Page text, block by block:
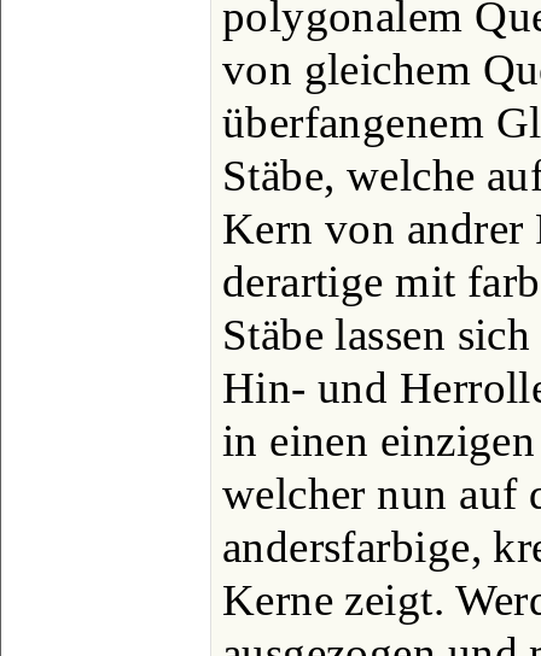
polygonalem
von gleichem
überfangenem
Stäbe, welche
Kern von andrer
derartige mit
Stäbe lassen
Hin- und
in einen
welcher nun auf
andersfarbige,
Kerne zeigt.